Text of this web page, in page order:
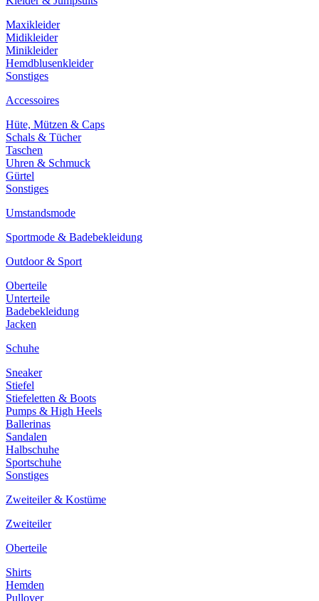
Maxikleider
Midikleider
Minikleider
Hemdblusenkleider
Sonstiges
Accessoires
Hüte, Mützen & Caps
Schals & Tücher
Taschen
Uhren & Schmuck
Gürtel
Sonstiges
Umstandsmode
Sportmode & Badebekleidung
Outdoor & Sport
Oberteile
Unterteile
Badebekleidung
Jacken
Schuhe
Sneaker
Stiefel
Stiefeletten & Boots
Pumps & High Heels
Ballerinas
Sandalen
Halbschuhe
Sportschuhe
Sonstiges
Zweiteiler & Kostüme
Zweiteiler
Oberteile
Shirts
Hemden
Pullover